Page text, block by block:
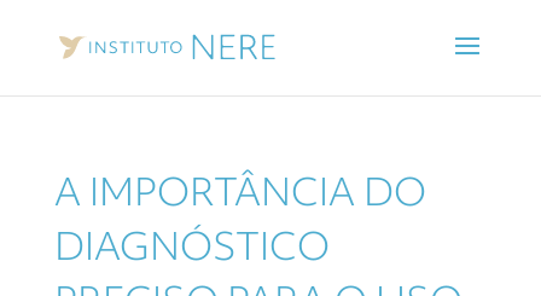
A IMPORTÂNCIA DO
DIAGNÓSTICO